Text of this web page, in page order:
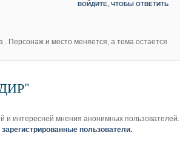
. Персонаж и место меняется, а тема остается
ВОЙДИТЕ, ЧТОБЫ ОТВЕТИТЬ
интересней мнения анонимных пользователей.
зарегистрированные пользователи.